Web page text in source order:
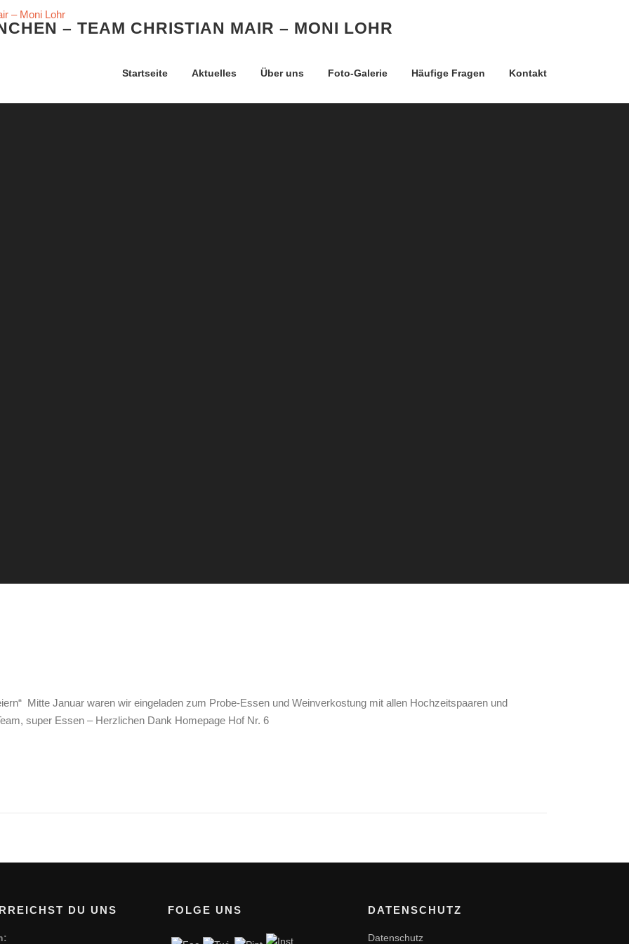
– TEAM CHRISTIAN MAIR – MONI LOHR
Startseite Aktuelles Über uns Foto-Galerie Häufige Fragen Kontakt
Mitte Januar waren wir eingeladen zum Probe-Essen und Weinverkostung mit allen Hochzeitspaaren und
super Essen – Herzlichen Dank Homepage Hof Nr. 6
DU UNS FOLGE UNS DATENSCHUTZ
Datenschutz